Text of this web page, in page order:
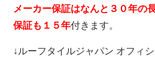
メーカー保証はなんと３０年の
保証も１５年付きます。
↓ルーフタイルジャパン オフィ